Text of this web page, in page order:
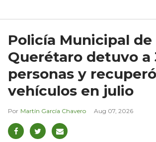
Policía Municipal de
Querétaro detuvo a
personas y
vehículos en julio
Martín García Chavero Aug 07, 2026